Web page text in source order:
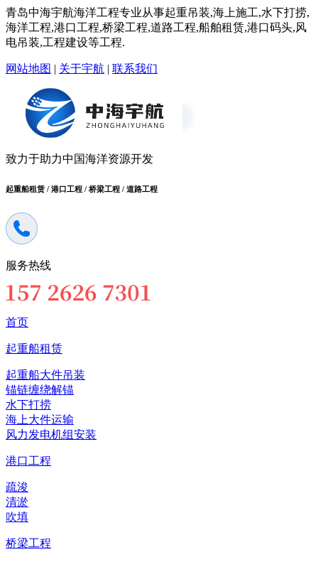
青岛中海宇航海洋工程专业从事起重吊装,海上施工,水下打捞,
海洋工程,港口工程,桥梁工程,道路工程,船舶租赁,港口码头,风
电吊装,工程建设等工程.
网站地图 | 关于宇航 | 联系我们
致力于助力中国海洋资源开发
起重船租赁 / 港口工程 / 桥梁工程 / 道路工程
服务热线
首页
起重船租赁
起重船大件吊装
锚链缠绕解锚
水下打捞
海上大件运输
风力发电机组安装
港口工程
疏浚
清淤
吹填
桥梁工程